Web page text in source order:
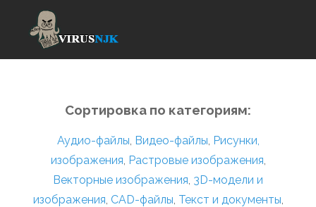
Сортировка по категориям:
Аудио-файлы, Видео-файлы, Рисунки,
изображения, Растровые изображения,
Векторные изображения, 3D-модели и
изображения, CAD-файлы, Текст и документы,